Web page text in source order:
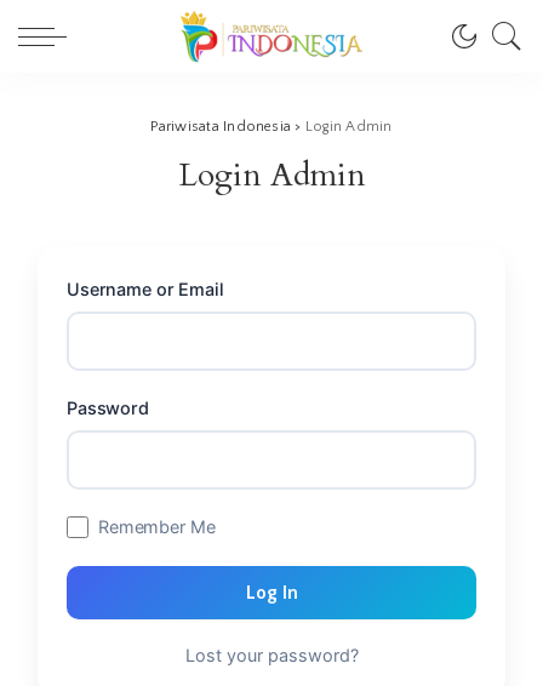
Pariwisata Indonesia > Login Admin
Login Admin
Username or Email
Password
Remember Me
Log In
Lost your password?